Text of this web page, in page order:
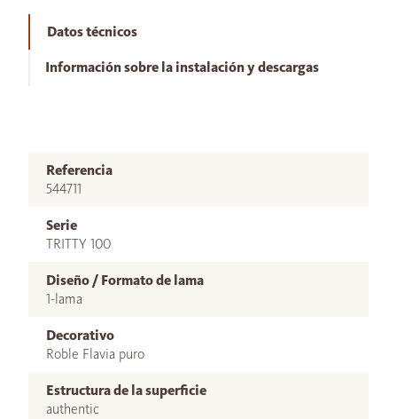
Datos técnicos
Información sobre la instalación y descargas
Referencia
544711
Serie
TRITTY 100
Diseño / Formato de lama
1-lama
Decorativo
Roble Flavia puro
Estructura de la superficie
authentic